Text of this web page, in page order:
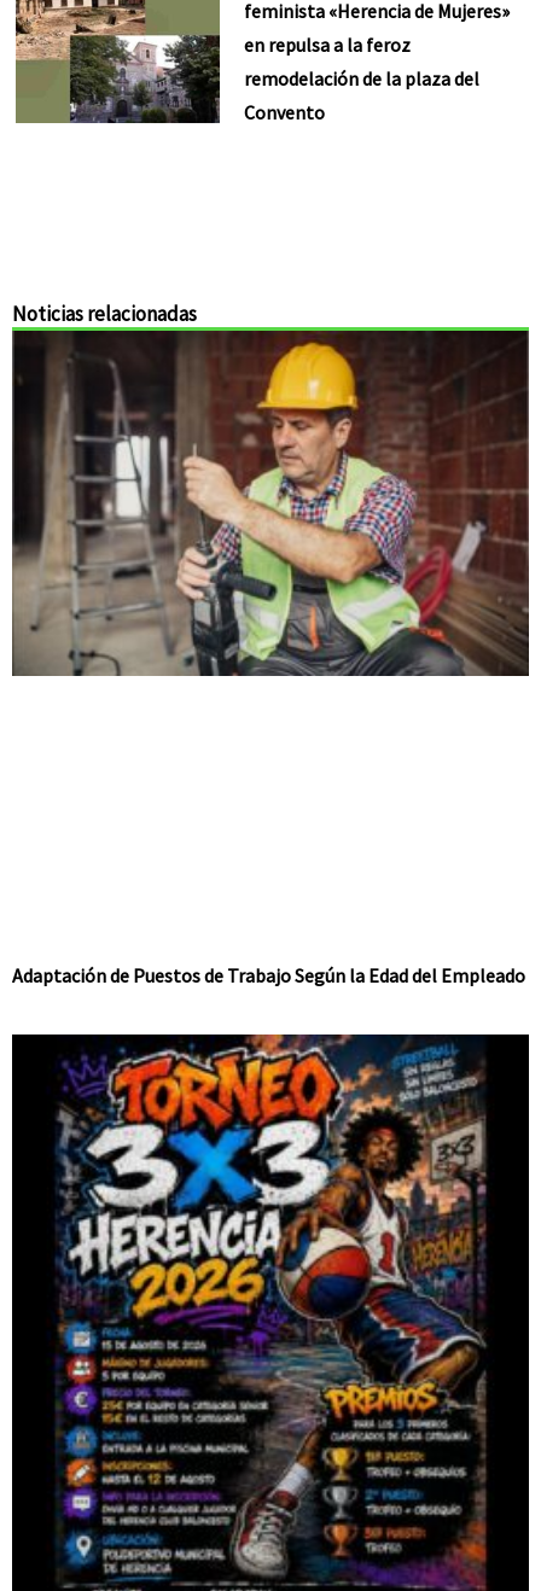
feminista «Herencia de Mujeres»
en repulsa a la feroz
remodelación de la plaza del
Convento
Noticias relacionadas
Adaptación de Puestos de Trabajo Según la Edad del Empleado